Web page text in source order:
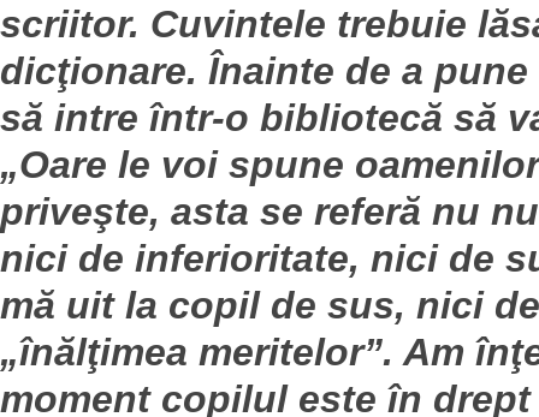
scriitor. Cuvintele trebuie
dicţionare. Înainte de a
să intre într-o bibliotecă să
„Oare le voi spune
priveşte, asta se referă nu
nici de inferioritate, nici de
mă uit la copil de sus, nici
„înălţimea meritelor”. Am
moment copilul este în